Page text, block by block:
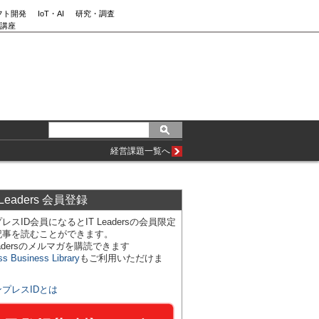
ト開発 IoT・AI
研究・調査
座
経営課題一覧へ
会員登録
スID会員になるとIT Leadersの会員限定
を読むことができます。
のメルマガを購読できます
Business Libraryもご利用いただけま
プレスIDとは